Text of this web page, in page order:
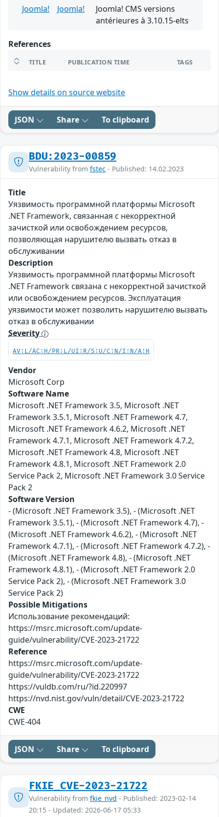
Joomla!
Joomla!
Joomla! CMS versions
antérieures à 3.10.15-elts
References
TITLE PUBLICATION TIME TAGS
Show details on source website
JSON Share To clipboard
BDU:2023-00859
Vulnerability from fstec - Published: 14.02.2023
Title
Уязвимость программной платформы Microsoft
.NET Framework, связанная c некорректной
зачисткой или освобождением ресурсов,
позволяющая нарушителю вызвать отказ в
обслуживании
Description
Уязвимость программной платформы Microsoft
.NET Framework связана c некорректной зачисткой
или освобождением ресурсов. Эксплуатация
уязвимости может позволить нарушителю вызвать
отказ в обслуживании
Severity
AV:L/AC:H/PR:L/UI:R/S:U/C:N/I:N/A:H
Vendor
Microsoft Corp
Software Name
Microsoft .NET Framework 3.5, Microsoft .NET
Framework 3.5.1, Microsoft .NET Framework 4.7,
Microsoft .NET Framework 4.6.2, Microsoft .NET
Framework 4.7.1, Microsoft .NET Framework 4.7.2,
Microsoft .NET Framework 4.8, Microsoft .NET
Framework 4.8.1, Microsoft .NET Framework 2.0
Service Pack 2, Microsoft .NET Framework 3.0 Service
Pack 2
Software Version
- (Microsoft .NET Framework 3.5), - (Microsoft .NET
Framework 3.5.1), - (Microsoft .NET Framework 4.7), -
(Microsoft .NET Framework 4.6.2), - (Microsoft .NET
Framework 4.7.1), - (Microsoft .NET Framework 4.7.2), -
(Microsoft .NET Framework 4.8), - (Microsoft .NET
Framework 4.8.1), - (Microsoft .NET Framework 2.0
Service Pack 2), - (Microsoft .NET Framework 3.0
Service Pack 2)
Possible Mitigations
Использование рекомендаций:
https://msrc.microsoft.com/update-
guide/vulnerability/CVE-2023-21722
Reference
https://msrc.microsoft.com/update-
guide/vulnerability/CVE-2023-21722
https://vuldb.com/ru/?id.220997
https://nvd.nist.gov/vuln/detail/CVE-2023-21722
CWE
CWE-404
JSON Share To clipboard
FKIE_CVE-2023-21722
Vulnerability from fkie_nvd - Published: 2023-02-14
20:15 - Updated: 2026-06-17 05:33